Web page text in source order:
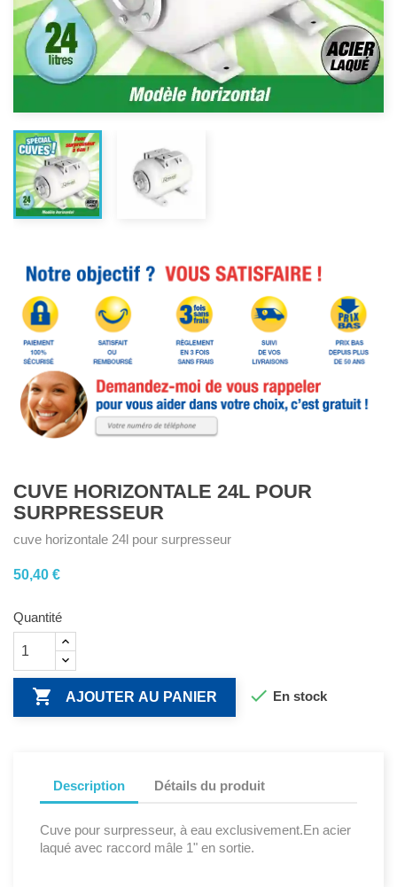
CUVE HORIZONTALE 24L POUR
SURPRESSEUR
cuve horizontale 24l pour surpresseur
50,40 €
Quantité
 AJOUTER AU PANIER  En stock
Description Détails du produit
Cuve pour surpresseur, à eau exclusivement.En acier
laqué avec raccord mâle 1" en sortie.